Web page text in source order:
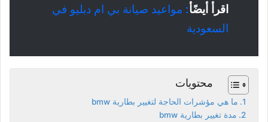
اقرأ أيضًأ: مواعيد صيانة بي ام دبليو في
السعودية
محتويات
ما هي مؤشرات الحاجة لتغيير بطارية bmw
مدة تغيير بطارية bmw